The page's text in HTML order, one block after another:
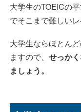
大学生のTOEICの
でそこまで難しい
大学生ならほとん
ますので、 せっか
ましょう。